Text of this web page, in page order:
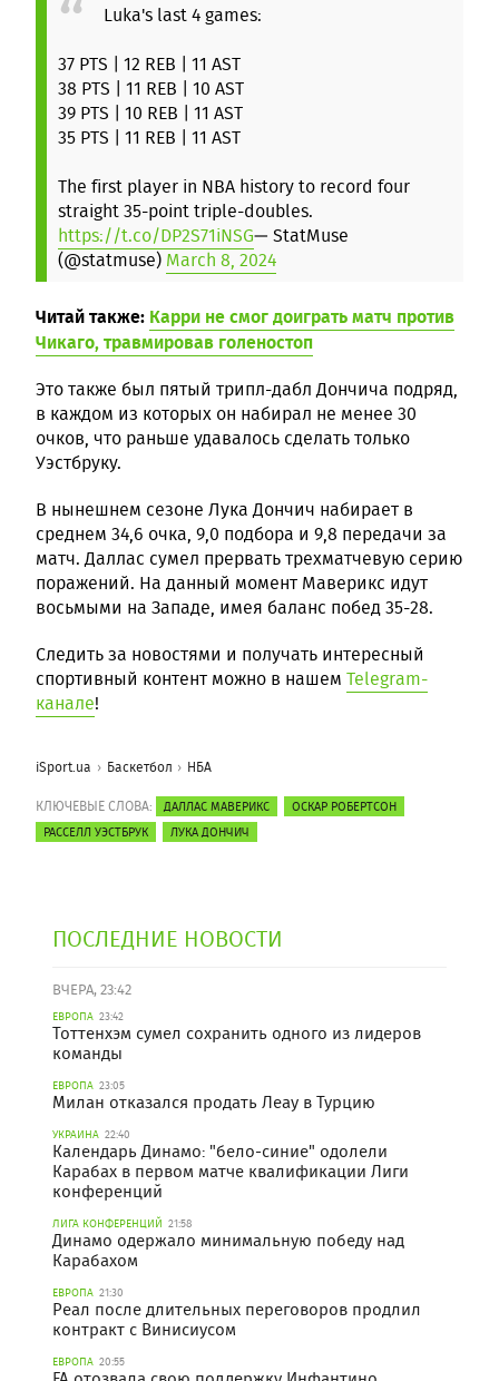
Luka's last 4 games:
37 PTS | 12 REB | 11 AST
38 PTS | 11 REB | 10 AST
39 PTS | 10 REB | 11 AST
35 PTS | 11 REB | 11 AST
The first player in NBA history to record four
straight 35-point triple-doubles.
https://t.co/DP2S71iNSG— StatMuse
(@statmuse) March 8, 2024
Читай также: Карри не смог доиграть матч против
Чикаго, травмировав голеностоп
Это также был пятый трипл-дабл Дончича подряд,
в каждом из которых он набирал не менее 30
очков, что раньше удавалось сделать только
Уэстбруку.
В нынешнем сезоне Лука Дончич набирает в
среднем 34,6 очка, 9,0 подбора и 9,8 передачи за
матч. Даллас сумел прервать трехматчевую серию
поражений. На данный момент Маверикс идут
восьмыми на Западе, имея баланс побед 35-28.
Следить за новостями и получать интересный
спортивный контент можно в нашем Telegram-
канале!
iSport.ua Баскетбол НБА
КЛЮЧЕВЫЕ СЛОВА: ДАЛЛАС МАВЕРИКС
ОСКАР РОБЕРТСОН
РАССЕЛЛ УЭСТБРУК
ЛУКА ДОНЧИЧ
ПОСЛЕДНИЕ НОВОСТИ
ВЧЕРА, 23:42
ЕВРОПА 23:42
Тоттенхэм сумел сохранить одного из лидеров
команды
ЕВРОПА 23:05
Милан отказался продать Леау в Турцию
УКРАИНА 22:40
Календарь Динамо: "бело-синие" одолели
Карабах в первом матче квалификации Лиги
конференций
ЛИГА КОНФЕРЕНЦИЙ 21:58
Динамо одержало минимальную победу над
Карабахом
ЕВРОПА 21:30
Реал после длительных переговоров продлил
контракт с Винисиусом
ЕВРОПА 20:55